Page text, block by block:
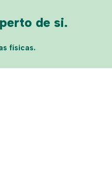
de si.
físicas.